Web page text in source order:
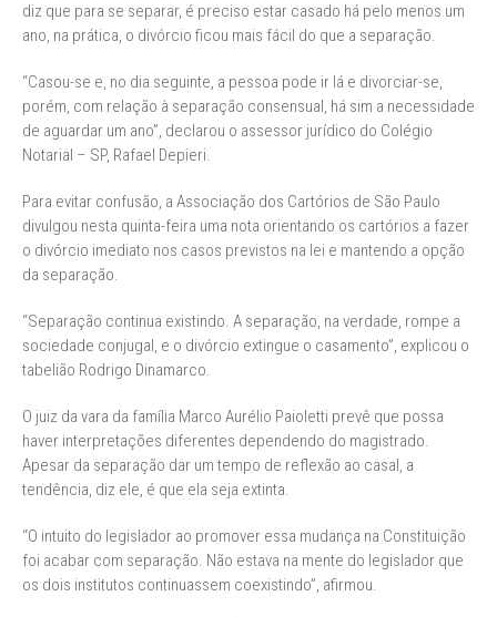
diz que para se separar, é preciso estar casado há pelo menos um
ano, na prática, o divórcio ficou mais fácil do que a separação.
“Casou-se e, no dia seguinte, a pessoa pode ir lá e divorciar-se,
porém, com relação à separação consensual, há sim a necessidade
de aguardar um ano”, declarou o assessor jurídico do Colégio
Notarial – SP, Rafael Depieri.
Para evitar confusão, a Associação dos Cartórios de São Paulo
divulgou nesta quinta-feira uma nota orientando os cartórios a fazer
o divórcio imediato nos casos previstos na lei e mantendo a opção
da separação.
“Separação continua existindo. A separação, na verdade, rompe a
sociedade conjugal, e o divórcio extingue o casamento”, explicou o
tabelião Rodrigo Dinamarco.
O juiz da vara da família Marco Aurélio Paioletti prevê que possa
haver interpretações diferentes dependendo do magistrado.
Apesar da separação dar um tempo de reflexão ao casal, a
tendência, diz ele, é que ela seja extinta.
“O intuito do legislador ao promover essa mudança na Constituição
foi acabar com separação. Não estava na mente do legislador que
os dois institutos continuassem coexistindo”, afirmou.